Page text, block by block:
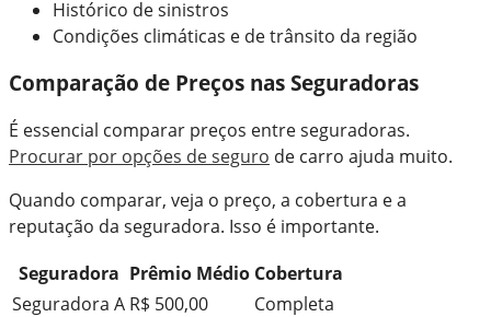
Histórico de sinistros
Condições climáticas e de trânsito da região
Comparação de Preços nas Seguradoras
É essencial comparar preços entre seguradoras.
Procurar por opções de seguro de carro ajuda muito.
Quando comparar, veja o preço, a cobertura e a
reputação da seguradora. Isso é importante.
Seguradora Prêmio Médio Cobertura
Seguradora A R$ 500,00
Completa